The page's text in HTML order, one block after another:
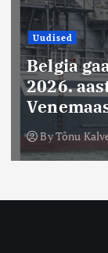
Uudised
Belgia
2026.
ByTõnu